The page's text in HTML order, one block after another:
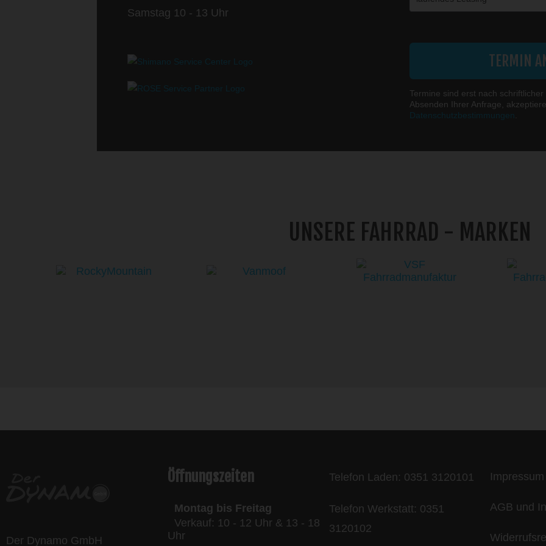
Samstag 10 - 13 Uhr
TERMIN
Termine sind erst nach
Absenden Ihrer Anfrage,
Datenschutzbestimmungen
UNSERE FAHRRAD - MARKEN
Der Dynamo GmbH
Öffnungszeiten
Montag bis Freitag
Verkauf: 10 - 12 Uhr & 13 - 18
Uhr
Telefon Laden: 0351 3120101
Telefon Werkstatt: 0351
3120102
Impressum
AGB und